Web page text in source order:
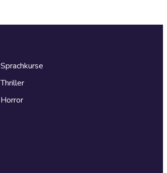
Sprachkurse
Thriller
Horror